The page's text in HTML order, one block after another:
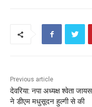
Previous article
देवरिया: नपा अध्यक्ष श्वेता
ने डीएम मधुसूदन हुल्गी से की